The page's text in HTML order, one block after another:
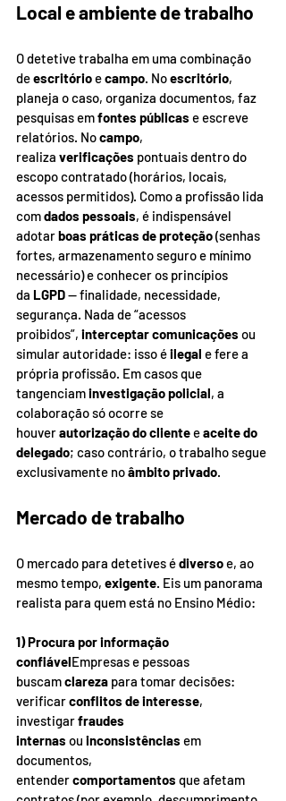
Local e ambiente de trabalho
O detetive trabalha em uma combinação
de escritório e campo. No escritório,
planeja o caso, organiza documentos, faz
pesquisas em fontes públicas e escreve
relatórios. No campo,
realiza verificações pontuais dentro do
escopo contratado (horários, locais,
acessos permitidos). Como a profissão lida
com dados pessoais, é indispensável
adotar boas práticas de proteção (senhas
fortes, armazenamento seguro e mínimo
necessário) e conhecer os princípios
da LGPD — finalidade, necessidade,
segurança. Nada de “acessos
proibidos”, interceptar comunicações ou
simular autoridade: isso é ilegal e fere a
própria profissão. Em casos que
tangenciam investigação policial, a
colaboração só ocorre se
houver autorização do cliente e aceite do
delegado; caso contrário, o trabalho segue
exclusivamente no âmbito privado.
Mercado de trabalho
O mercado para detetives é diverso e, ao
mesmo tempo, exigente. Eis um panorama
realista para quem está no Ensino Médio:
1) Procura por informação
confiávelEmpresas e pessoas
buscam clareza para tomar decisões:
verificar conflitos de interesse,
investigar fraudes
internas ou inconsistências em
documentos,
entender comportamentos que afetam